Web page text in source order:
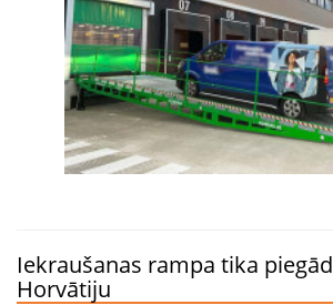
Iekraušanas rampa tika
Horvātiju